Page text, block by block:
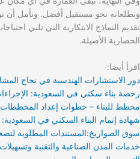
وتطلعاته نحو مستقبل أفضل. ونأمل أن
تقديم النماذج الابتكارية التي تلبي
الحضارية الأصيلة.
اقرأ أيضا:
دور الاستشارات الهندسية في نجاح
رخصة بناء سكني في السعودية:
مخطط للبناء – خطوات إعداد المخططات
شهادة إتمام البناء السكني في
سوق الصواريخ:المستندات المطلوبة
خدمات المدن الصناعية والتقنية